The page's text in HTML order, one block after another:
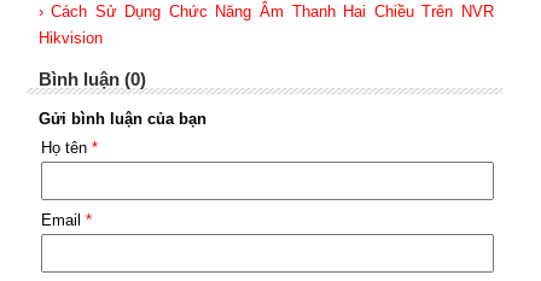
› Cách Sử Dụng Chức Năng Âm Thanh Hai Chiều Trên NVR
Hikvision
Bình luận (0)
Gửi bình luận của bạn
Họ tên *
Email *